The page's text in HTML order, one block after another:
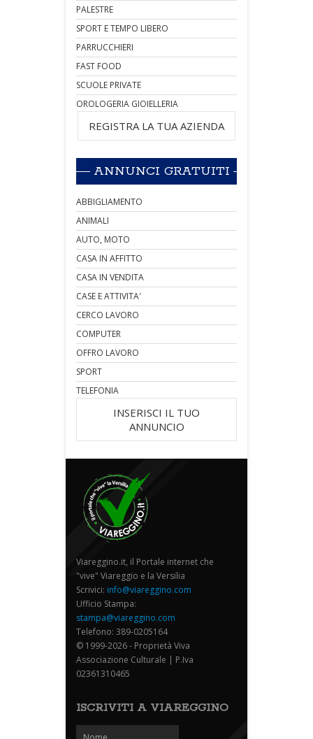
PALESTRE
SPORT E TEMPO LIBERO
PARRUCCHIERI
FAST FOOD
SCUOLE PRIVATE
OROLOGERIA GIOIELLERIA
REGISTRA LA TUA AZIENDA
ANNUNCI GRATUITI
ABBIGLIAMENTO
ANIMALI
AUTO, MOTO
CASA IN AFFITTO
CASA IN VENDITA
CASE E ATTIVITA'
CERCO LAVORO
COMPUTER
OFFRO LAVORO
SPORT
TELEFONIA
INSERISCI IL TUO
ANNUNCIO
Viareggino.it, il Portale internet che
"vive" Viareggio e la Versilia
Scrivici: info@viareggino.com
Ufficio Stampa:
stampa@viareggino.com
Telefono: 389-0205164
© 1999-2026 - Proprietà Viva
Associazione Culturale | P.Iva
02361310465
ISCRIVITI A VIAREGGINO